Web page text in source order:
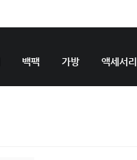
백팩 가방 액세서리